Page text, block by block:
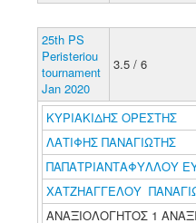
25th PS
Peristeriou
tournament
Jan 2020
3.5 / 6
ΚΥΡΙΑΚΙΔΗΣ ΟΡΕΣΤΗΣ
ΛΑΤΙΦΗΣ ΠΑΝΑΓΙΩΤΗΣ
ΠΑΠΑΤΡΙΑΝΤΑΦΥΛΛΟΥ
ΧΑΤΖΗΑΓΓΕΛΟΥ
ΑΝΑΞΙΟΛΟΓΗΤΟΣ 1